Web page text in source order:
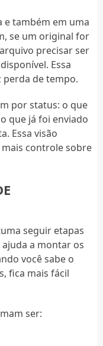
e também em uma
se um original for
precisar ser
Essa
de tempo.
por status: o que
que já foi enviado
Essa visão
controle sobre
seguir etapas
a montar os
você sabe o
fica mais fácil
ser: